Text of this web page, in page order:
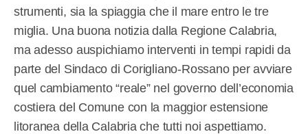
strumenti, sia la spiaggia che il mare entro le tre
miglia. Una buona notizia dalla Regione Calabria,
ma adesso auspichiamo interventi in tempi rapidi da
parte del Sindaco di Corigliano-Rossano per avviare
quel cambiamento “reale” nel governo dell’economia
costiera del Comune con la maggior estensione
litoranea della Calabria che tutti noi aspettiamo.